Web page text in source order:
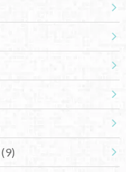
(9)